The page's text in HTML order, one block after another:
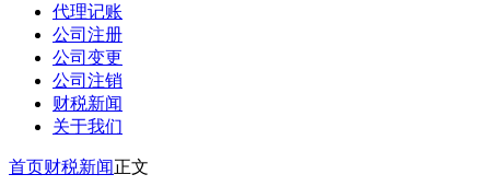
代理记账
公司注册
公司变更
公司注销
财税新闻
关于我们
首页财税新闻正文